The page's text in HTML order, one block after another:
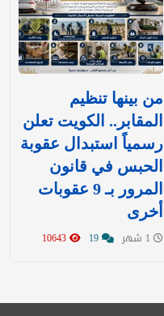
من بينها تنظيم
المقابر.. الكويت تعلن
رسمياً استبدال عقوبة
الحبس في قانون
المرور بـ 9 عقوبات
أخرى